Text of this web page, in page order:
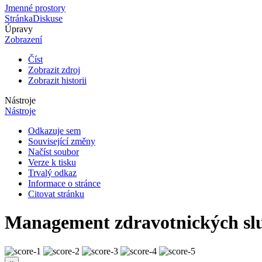
Jmenné prostory
StránkaDiskuse
Úpravy
Zobrazení
Číst
Zobrazit zdroj
Zobrazit historii
Nástroje
Nástroje
Odkazuje sem
Související změny
Načíst soubor
Verze k tisku
Trvalý odkaz
Informace o stránce
Citovat stránku
Management zdravotnických